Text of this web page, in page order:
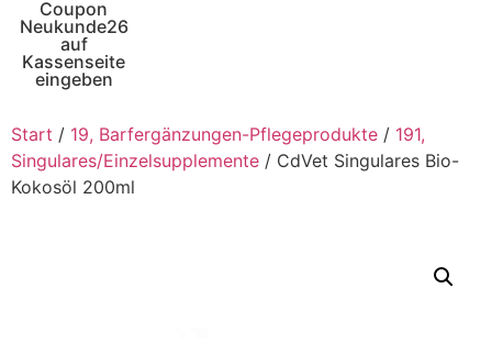
Coupon
Neukunde26
auf
Kassenseite
eingeben
Start / 19, Barfergänzungen-Pflegeprodukte / 191,
Singulares/Einzelsupplemente / CdVet Singulares Bio-
Kokosöl 200ml